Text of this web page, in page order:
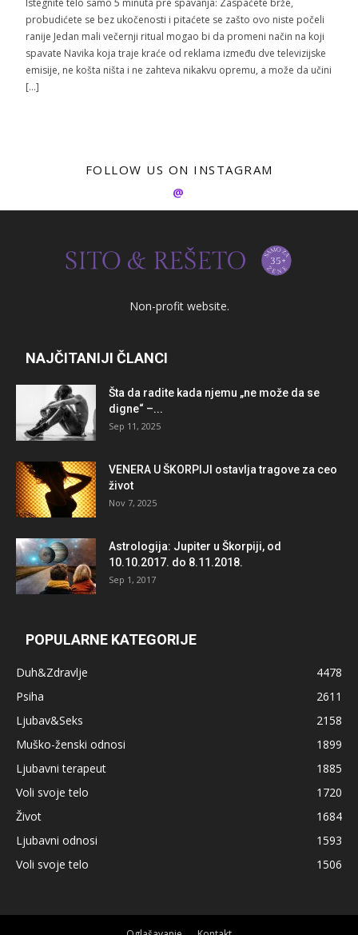
Istegnite telo samo 5 minuta pre spavanja: Zaspaćete brže,
probudićete se bez ukočenosti i pitaćete se zašto ovo niste počeli
ranije Jedan mali večernji ritual mogao bi da promeni način na koji
spavate Navika koja traje kraće od reklama između dve televizijske
emisije, ne košta ništa i ne zahteva nikakvu opremu, a može da učini
[…]
FOLLOW US ON INSTAGRAM
@
Non-profit website.
NAJČITANIJI ČLANCI
Šta da radite kada njemu „ne može da se
digne“ –...
Sep 11, 2025
VENERA U ŠKORPIJI ostavlja tragove za ceo
život
Nov 7, 2025
Astrologija: Jupiter u Škorpiji, od
10.10.2017. do 8.11.2018.
Sep 1, 2017
POPULARNE KATEGORIJE
Duh&Zdravlje
4478
Psiha
2611
Ljubav&Seks
2158
Muško-ženski odnosi
1899
Ljubavni terapeut
1885
Voli svoje telo
1720
Život
1684
Ljubavni odnosi
1593
Voli svoje telo
1506